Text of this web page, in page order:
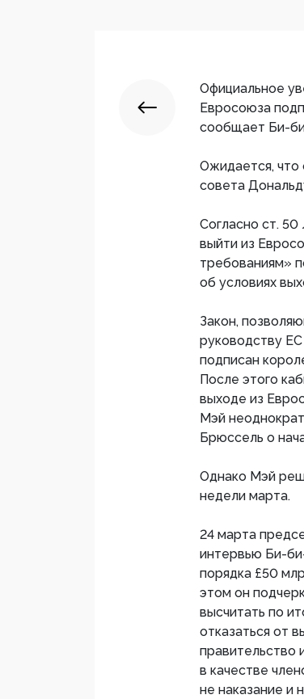
Официальное
Евросоюза
сообщает Би-
​Ожидается, что
совета
Согласно ст.
выйти из
требованиям»
об условиях
Закон,
руководству
подписан
После этого
выходе из
Мэй
Брюссель о
Однако Мэй
недели марта.
24 марта
интервью Би-
порядка £50
этом он
высчитать по
отказаться от
правительство
в качестве
не наказание и